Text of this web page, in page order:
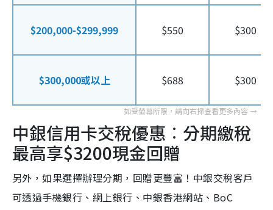
$200,000-$299,999 $550 $300
$300,000或以上 $688 $300
中銀信用卡交稅優惠︰分期繳稅
最高享$3200現金回贈
另外，如果選擇辦理分期，回贈更豐富！中銀交稅客戶
可透過手機銀行、網上銀行、中銀香港網站、BoC